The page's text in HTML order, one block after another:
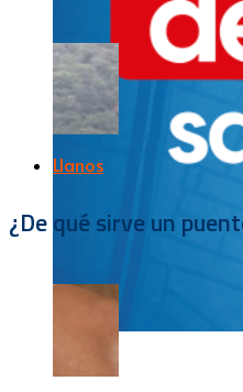
Llanos
¿De qué sirve un